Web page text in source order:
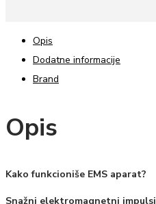
Opis
Dodatne informacije
Brand
Opis
Kako funkcioniše EMS aparat?
Snažni elektromagnetni impulsi